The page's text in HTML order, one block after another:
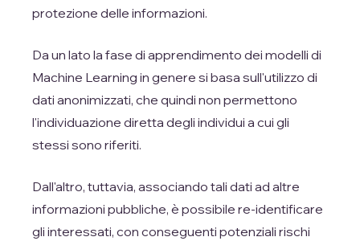
protezione delle informazioni.
Da un lato la fase di apprendimento dei modelli di
Machine Learning in genere si basa sull'utilizzo di
dati anonimizzati, che quindi non permettono
l'individuazione diretta degli individui a cui gli
stessi sono riferiti.
Dall'altro, tuttavia, associando tali dati ad altre
informazioni pubbliche, è possibile re-identificare
gli interessati, con conseguenti potenziali rischi